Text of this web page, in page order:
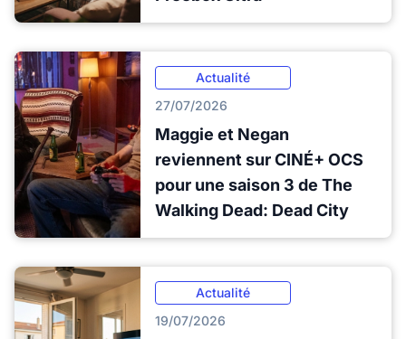
Actualité
27/07/2026
Maggie et Negan
reviennent sur CINÉ+ OCS
pour une saison 3 de The
Walking Dead: Dead City
Actualité
19/07/2026